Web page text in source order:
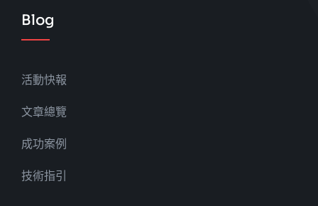
Blog
活動快報
文章總覽
成功案例
技術指引